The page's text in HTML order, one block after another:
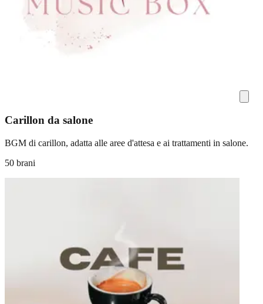
Carillon da salone
BGM di carillon, adatta alle aree d'attesa e ai trattamenti in salone.
50 brani